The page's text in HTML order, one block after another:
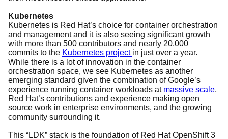
Kubernetes
Kubernetes is Red Hat’s choice for container orchestration
and management and it is also seeing significant growth
with more than 500 contributors and nearly 20,000
commits to the Kubernetes project in just over a year.
While there is a lot of innovation in the container
orchestration space, we see Kubernetes as another
emerging standard given the combination of Google’s
experience running container workloads at massive scale,
Red Hat’s contributions and experience making open
source work in enterprise environments, and the growing
community surrounding it.
This “LDK” stack is the foundation of Red Hat OpenShift 3